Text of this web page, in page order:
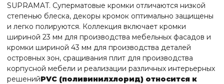
SUPRAMAT. Суперматовые кромки отличаются низкой
степенью блеска, декоры кромок оптимально защищены
и легко полируются. Коллекция включает кромки
шириной 23 мм для производства мебельных фасадов и
кромки шириной 43 мм для производства деталей
островных зон, сращивания плит для производства
корпусной мебели и реализации различных интерьерных
решенийPVC (поливинилхлорид) относится к